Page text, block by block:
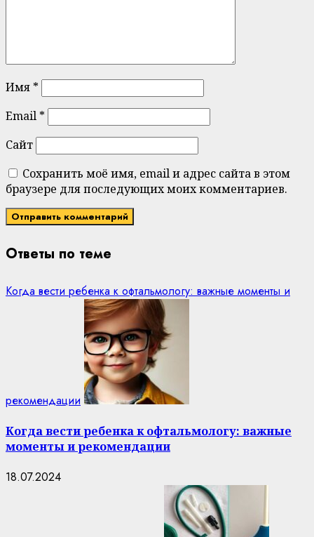
Имя *
Email *
Сайт
Сохранить моё имя, email и адрес сайта в этом
браузере для последующих моих комментариев.
Ответы по теме
Когда вести ребенка к офтальмологу: важные моменты и
рекомендации
Когда вести ребенка к офтальмологу: важные
моменты и рекомендации
18.07.2024